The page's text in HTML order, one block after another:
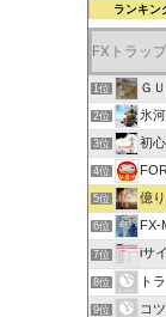
ランキン
1位 Ｇ
2位 氷
3位 初心
4位
5位 億
6位
7位 iサ
8位 ト
9位 コ